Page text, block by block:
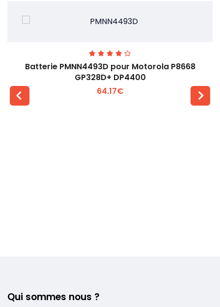
Batterie PMNN4493D pour Motorola P8668
GP328D+ DP4400
64.17€
Qui sommes nous ?